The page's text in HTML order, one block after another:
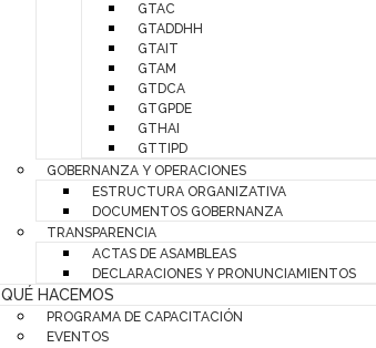
GTAC
GTADDHH
GTAIT
GTAM
GTDCA
GTGPDE
GTHAI
GTTIPD
GOBERNANZA Y OPERACIONES
ESTRUCTURA ORGANIZATIVA
DOCUMENTOS GOBERNANZA
TRANSPARENCIA
ACTAS DE ASAMBLEAS
DECLARACIONES Y PRONUNCIAMIENTOS
QUÉ HACEMOS
PROGRAMA DE CAPACITACIÓN
EVENTOS